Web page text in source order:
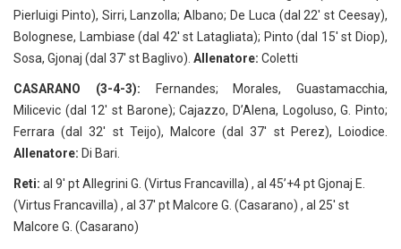
Pierluigi Pinto), Sirri, Lanzolla; Albano; De Luca (dal 22′ st Ceesay),
Bolognese, Lambiase (dal 42′ st Latagliata); Pinto (dal 15′ st Diop),
Sosa, Gjonaj (dal 37′ st Baglivo). Allenatore: Coletti
CASARANO (3-4-3): Fernandes; Morales, Guastamacchia,
Milicevic (dal 12′ st Barone); Cajazzo, D’Alena, Logoluso, G. Pinto;
Ferrara (dal 32′ st Teijo), Malcore (dal 37′ st Perez), Loiodice.
Allenatore: Di Bari.
Reti: al 9′ pt Allegrini G. (Virtus Francavilla) , al 45’+4 pt Gjonaj E.
(Virtus Francavilla) , al 37′ pt Malcore G. (Casarano) , al 25′ st
Malcore G. (Casarano)